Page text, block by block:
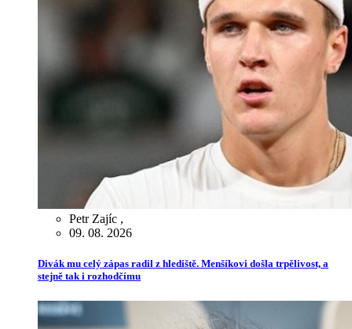
Petr Zajíc ,
09. 08. 2026
Divák mu celý zápas radil z hlediště. Menšíkovi došla trpělivost, a
stejně tak i rozhodčímu